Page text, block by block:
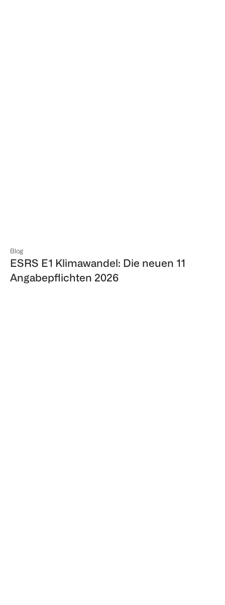
Blog
ESRS E1 Klimawandel: Die neuen 11
Angabepflichten 2026